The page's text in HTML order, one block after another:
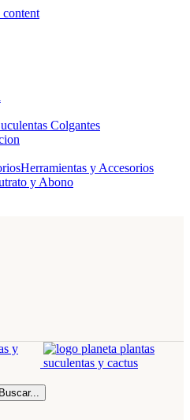
Colgantes
Herramientas y Accesorios
y Abono
Buscar...